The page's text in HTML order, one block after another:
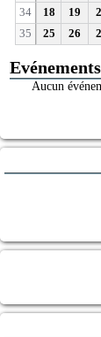
34
18 19
35
25 26
Aucun